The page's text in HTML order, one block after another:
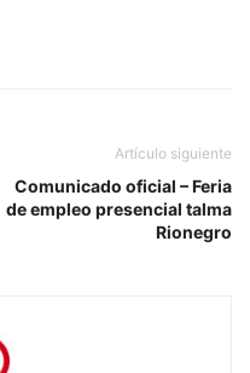
Artículo siguiente
Comunicado oficial – Feria
de empleo presencial talma
Rionegro